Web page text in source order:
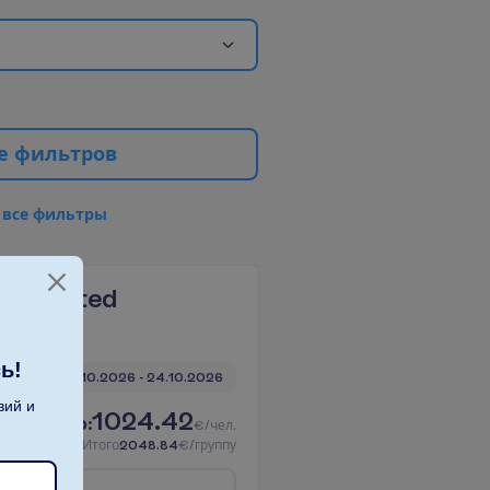
фильтров
все фильтры
7 ночей, 17.10.2026 - 24.10.2026
о:1024.42€/чел.
Итого2048.84€/группу
и